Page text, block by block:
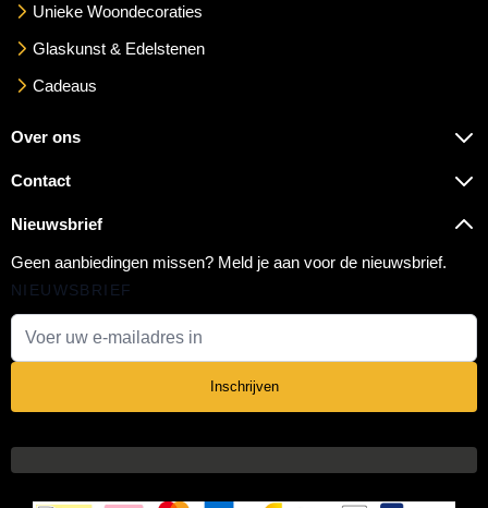
Unieke Woondecoraties
Glaskunst & Edelstenen
Cadeaus
Over ons
Contact
Nieuwsbrief
Geen aanbiedingen missen? Meld je aan voor de nieuwsbrief.
NIEUWSBRIEF
Inschrijven